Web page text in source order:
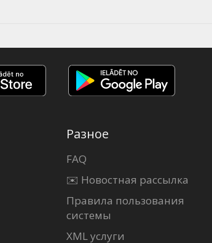
Разное
FAQ
✉️ Новостная рассылка
Правила пользования
системы
XML услуги